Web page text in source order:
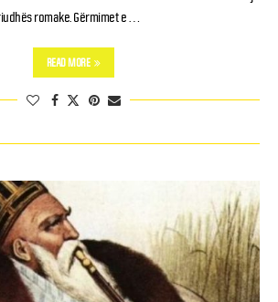
romake. Gërmimet e …
READ MORE